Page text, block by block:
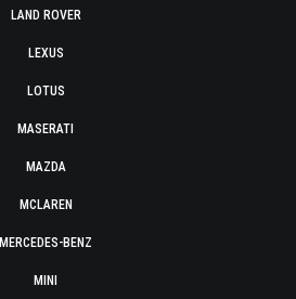
LAND ROVER
LEXUS
LOTUS
MASERATI
MAZDA
MCLAREN
MERCEDES-BENZ
MINI